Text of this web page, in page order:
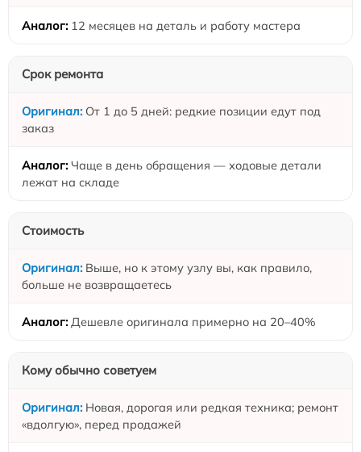
12 месяцев на деталь и работу мастера
Срок ремонта
От 1 до 5 дней: редкие позиции едут под
заказ
Чаще в день обращения — ходовые детали
лежат на складе
Стоимость
Выше, но к этому узлу вы, как правило,
больше не возвращаетесь
Дешевле оригинала примерно на 20–40%
Кому обычно советуем
Новая, дорогая или редкая техника; ремонт
«вдолгую», перед продажей